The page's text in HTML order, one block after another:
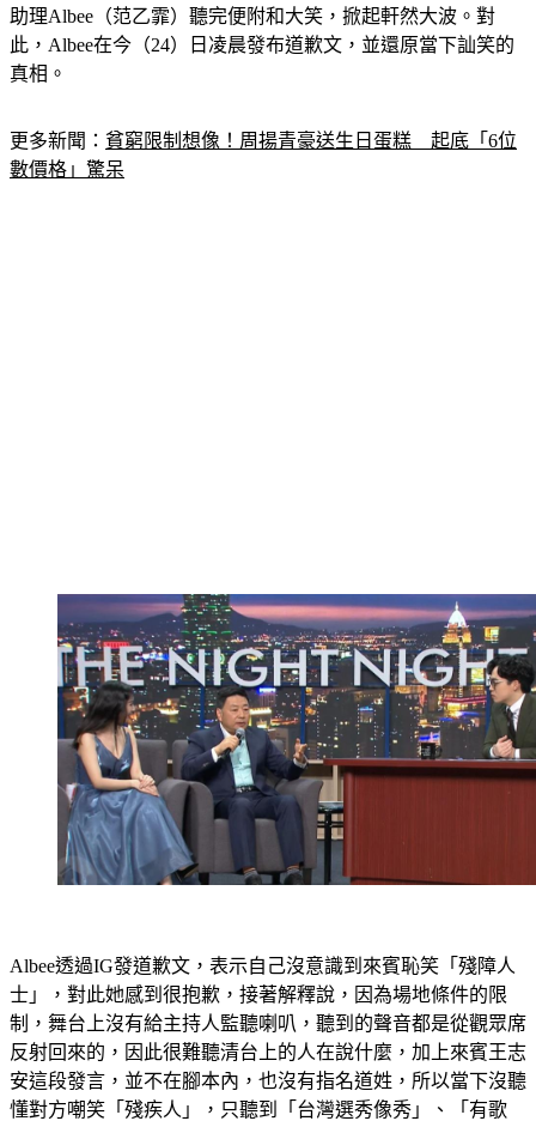
去」，還戲謔顫抖說：「支持民進黨！」一旁的主持人賀瓏和
助理Albee（范乙霏）聽完便附和大笑，掀起軒然大波。對
此，Albee在今（24）日凌晨發布道歉文，並還原當下訕笑的
更多新聞：貧窮限制想像！周揚青豪送生日蛋糕　起底「6位
Albee透過IG發道歉文，表示自己沒意識到來賓恥笑「殘障人
士」，對此她感到很抱歉，接著解釋說，因為場地條件的限
制，舞台上沒有給主持人監聽喇叭，聽到的聲音都是從觀眾席
反射回來的，因此很難聽清台上的人在說什麼，加上來賓王志
安這段發言，並不在腳本內，也沒有指名道姓，所以當下沒聽